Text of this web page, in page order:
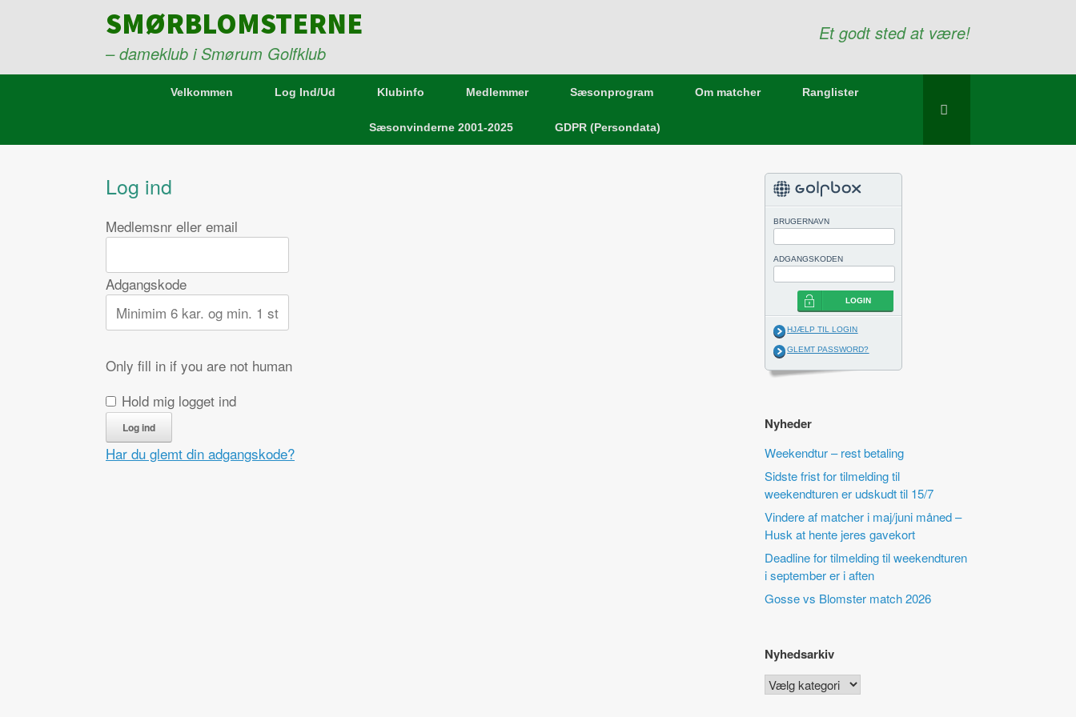
SMØRBLOMSTERNE
– dameklub i Smørum Golfklub
Et godt sted at være!
Velkommen Log Ind/Ud Klubinfo Medlemmer Sæsonprogram Om matcher Ranglister
Sæsonvinderne 2001-2025 GDPR (Persondata)
Log ind
Medlemsnr eller email
Adgangskode
Only fill in if you are not human
Hold mig logget ind
Har du glemt din adgangskode?
BRUGERNAVN
ADGANGSKODEN
LOGIN
HJÆLP TIL LOGIN
GLEMT PASSWORD?
Nyheder
Weekendtur – rest betaling
Sidste frist for tilmelding til
weekendturen er udskudt til 15/7
Vindere af matcher i maj/juni måned –
Husk at hente jeres gavekort
Deadline for tilmelding til weekendturen
i september er i aften
Gosse vs Blomster match 2026
Nyhedsarkiv
Nyhedsarkiv